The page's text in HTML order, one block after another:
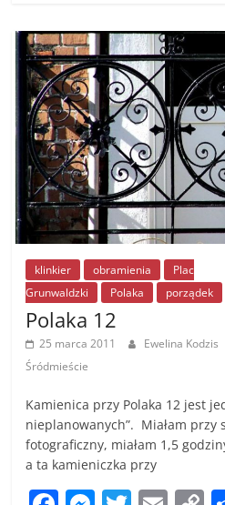
b
o
o
k
n
g
er
n
k
klinkier obramienia
Plac
Grunwaldzki
Polaka porządek
Polaka 12
25 marca 2011 Ewelina Kodzis
Śródmieście
Kamienica przy Polaka 12 jest
nieplanowanych”. Miałam przy
fotograficzny, miałam 1,5
a ta kamieniczka przy